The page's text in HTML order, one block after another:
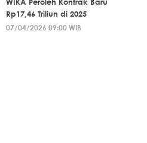
Rp17,46 Triliun di 2025
07/04/2026 09:00 WIB